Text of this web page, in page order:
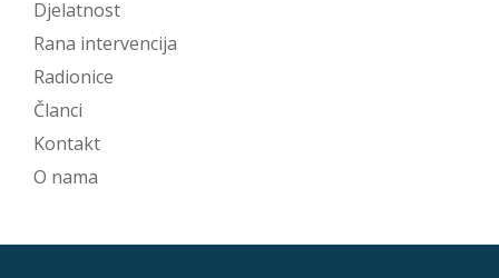
Djelatnost
Rana intervencija
Radionice
Članci
Kontakt
O nama